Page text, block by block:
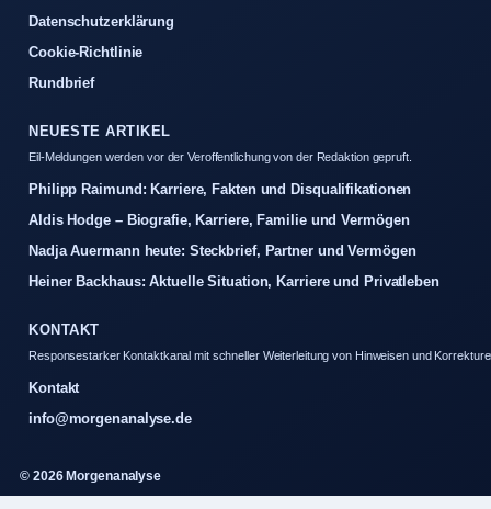
Datenschutzerklärung
Cookie-Richtlinie
Rundbrief
NEUESTE ARTIKEL
Eil-Meldungen werden vor der Veroffentlichung von der Redaktion gepruft.
Philipp Raimund: Karriere, Fakten und Disqualifikationen
Aldis Hodge – Biografie, Karriere, Familie und Vermögen
Nadja Auermann heute: Steckbrief, Partner und Vermögen
Heiner Backhaus: Aktuelle Situation, Karriere und Privatleben
KONTAKT
Responsestarker Kontaktkanal mit schneller Weiterleitung von Hinweisen und
Kontakt
info@morgenanalyse.de
© 2026 Morgenanalyse